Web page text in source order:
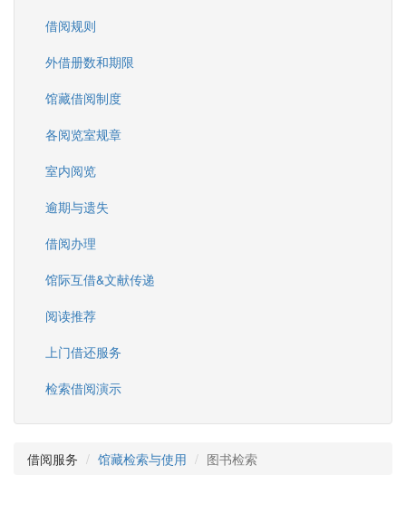
借阅规则
外借册数和期限
馆藏借阅制度
各阅览室规章
室内阅览
逾期与遗失
借阅办理
馆际互借&文献传递
阅读推荐
上门借还服务
检索借阅演示
借阅服务 馆藏检索与使用 图书检索